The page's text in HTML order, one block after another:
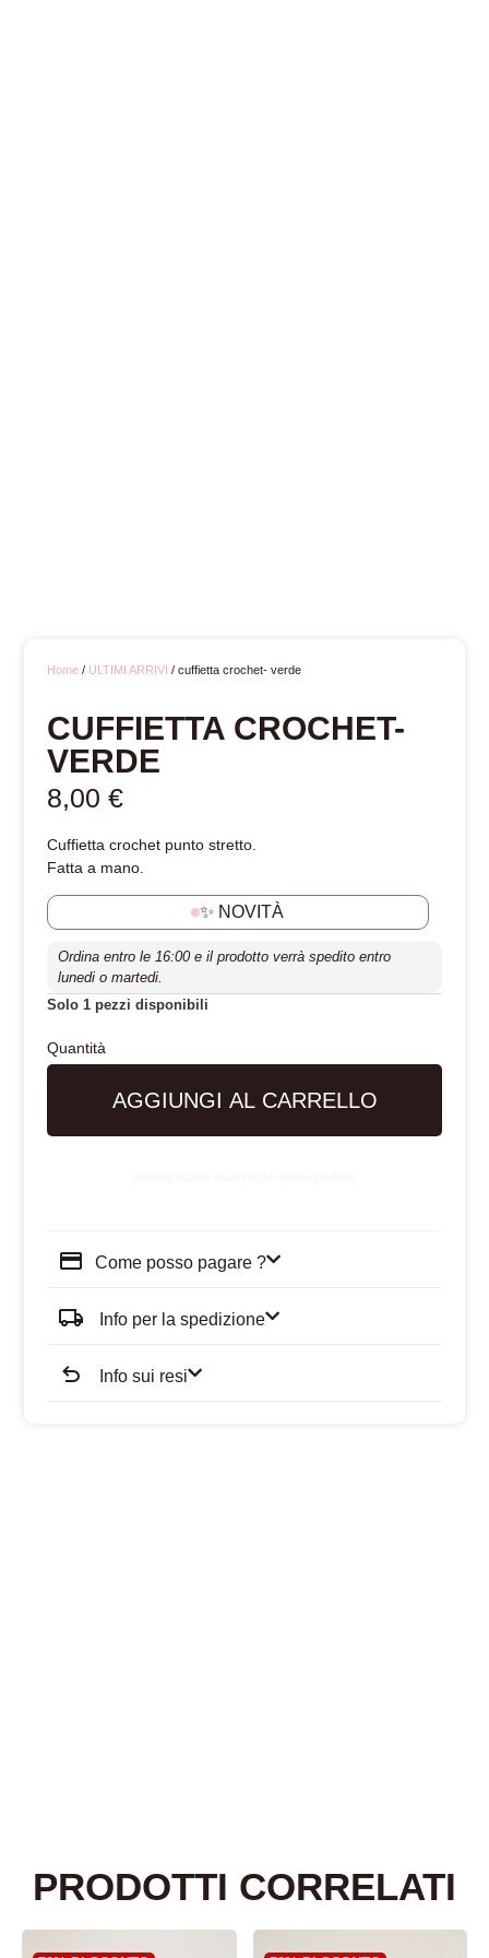
Home/ ULTIMI ARRIVI / cuffietta crochet- verde
CUFFIETTA CROCHET-
VERDE
8,00 €
Cuffietta crochet punto stretto.
Fatta a mano.
✨ NOVITÀ
Ordina entro le 16:00 e il prodotto verrà spedito entro
lunedi o martedi.
Solo 1 pezzi disponibili
AGGIUNGI AL CARRELLO
Come posso pagare ?
Info per la spedizione
Info sui resi
PRODOTTI CORRELATI